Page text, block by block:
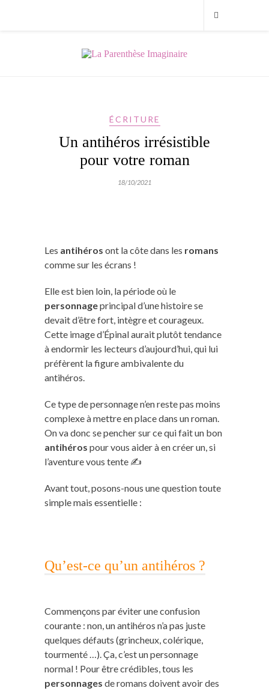
ÉCRITURE
Un antihéros irrésistible
pour votre roman
18/10/2021
Les antihéros ont la côte dans les romans
comme sur les écrans !
Elle est bien loin, la période où le
personnageprincipal d’une histoire se
devait d’être fort, intègre et courageux.
Cette image d’Épinal aurait plutôt tendance
à endormir les lecteurs d’aujourd’hui, qui lui
préfèrent la figure ambivalente du
antihéros.
Ce type de personnage n’en reste pas moins
complexe à mettre en place dans un roman.
On va donc se pencher sur ce qui fait un bon
antihéros pour vous aider à en créer un, si
l’aventure vous tente ✍️
Avant tout, posons-nous une question toute
simple mais essentielle :
Qu’est-ce qu’un antihéros ?
Commençons par éviter une confusion
courante : non, un antihéros n’a pas juste
quelques défauts (grincheux, colérique,
tourmenté …). Ça, c’est un personnage
normal ! Pour être crédibles, tous les
personnages de romans doivent avoir des